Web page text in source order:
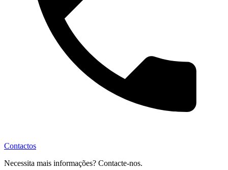
Contactos
Necessita mais informações? Contacte-nos.